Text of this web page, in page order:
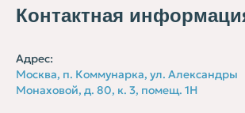
Контактная
Адрес:
Москва, п. Коммунарка, ул. Александры
Монаховой, д. 80, к. 3, помещ. 1Н